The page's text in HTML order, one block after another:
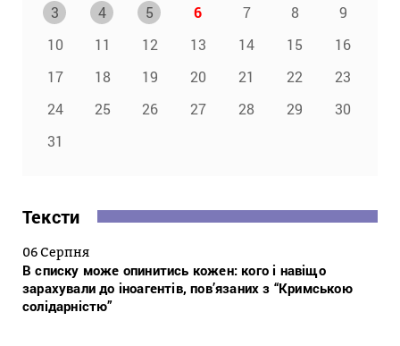
3
4 5 6 7 8
9
10
11 12 13 14 15
16
17
18 19 20 21 22
23
24
25 26 27 28 29
30
31
Тексти
06 Серпня
В списку може опинитись кожен: кого і навіщо
зарахували до іноагентів, пов’язаних з “Кримською
солідарністю”